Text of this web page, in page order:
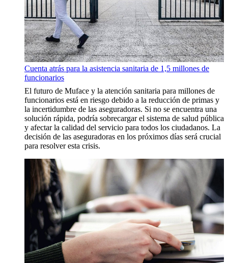
Cuenta atrás para la asistencia sanitaria de 1,5 millones de
funcionarios
El futuro de Muface y la atención sanitaria para millones de
funcionarios está en riesgo debido a la reducción de primas y
la incertidumbre de las aseguradoras. Si no se encuentra una
solución rápida, podría sobrecargar el sistema de salud pública
y afectar la calidad del servicio para todos los ciudadanos. La
decisión de las aseguradoras en los próximos días será crucial
para resolver esta crisis.